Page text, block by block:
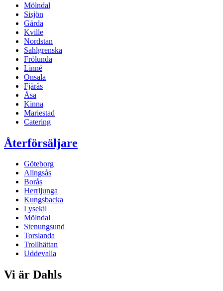
Mölndal
Sisjön
Gårda
Kville
Nordstan
Sahlgrenska
Frölunda
Linné
Onsala
Fjärås
Åsa
Kinna
Mariestad
Catering
Återförsäljare
Göteborg
Alingsås
Borås
Herrljunga
Kungsbacka
Lysekil
Mölndal
Stenungsund
Torslanda
Trollhättan
Uddevalla
Vi är Dahls